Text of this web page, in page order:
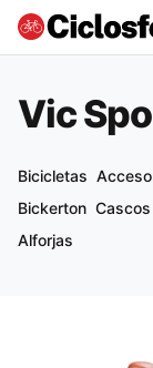
Vic
Bicicletas
Bickerton Cascos
Alforjas